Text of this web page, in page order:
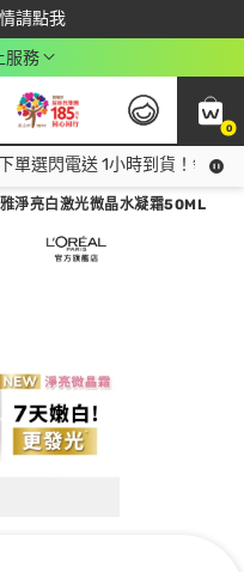
請點我
饋$350
服務
0
單選閃電送 1小時到貨！領神
淨亮白激光微晶水凝霜50ML